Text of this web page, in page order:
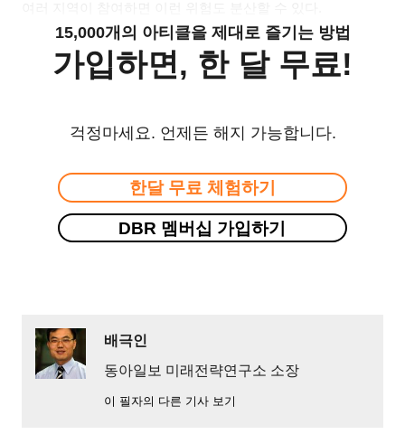
15,000개의 아티클을 제대로 즐기는 방법
가입하면, 한 달 무료!
걱정마세요. 언제든 해지 가능합니다.
한달 무료 체험하기
DBR 멤버십 가입하기
배극인
동아일보 미래전략연구소 소장
이 필자의 다른 기사 보기